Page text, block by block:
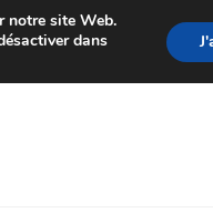
Du lundi au
notre site Web.
dans